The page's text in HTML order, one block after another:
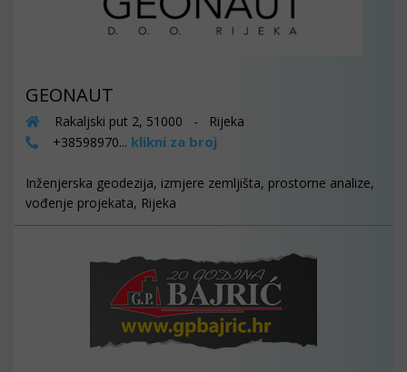
GEONAUT
Rakaljski put 2, 51000 - Rijeka
+38598970... klikni za broj
Inženjerska geodezija, izmjere zemljišta, prostorne analize,
vođenje projekata, Rijeka